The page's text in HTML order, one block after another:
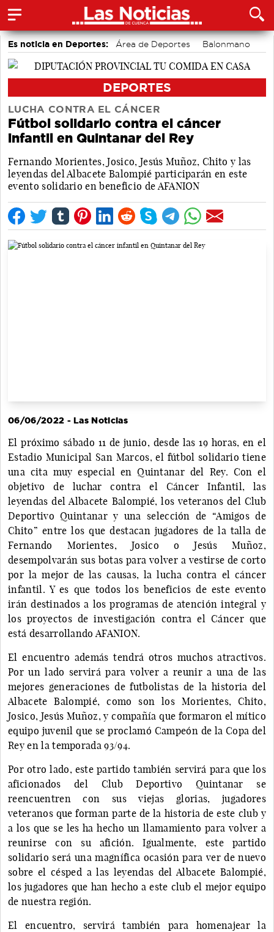
Es noticia en Deportes: Área de Deportes
Balonmano
Ciclismo
Fútbol
DEPORTES
LUCHA CONTRA EL CÁNCER
Fútbol solidario contra el cáncer
infantil en Quintanar del Rey
Fernando Morientes, Josico, Jesús Muñoz, Chito y las
leyendas del Albacete Balompié participarán en este
evento solidario en beneficio de AFANION
06/06/2022 - Las Noticias
El próximo sábado 11 de junio, desde las 19 horas, en el
Estadio Municipal San Marcos, el fútbol solidario tiene
una cita muy especial en Quintanar del Rey. Con el
objetivo de luchar contra el Cáncer Infantil, las
leyendas del Albacete Balompié, los veteranos del Club
Deportivo Quintanar y una selección de “Amigos de
Chito” entre los que destacan jugadores de la talla de
Fernando Morientes, Josico o Jesús Muñoz,
desempolvarán sus botas para volver a vestirse de corto
por la mejor de las causas, la lucha contra el cáncer
infantil. Y es que todos los beneficios de este evento
irán destinados a los programas de atención integral y
los proyectos de investigación contra el Cáncer que
está desarrollando AFANION.
El encuentro además tendrá otros muchos atractivos.
Por un lado servirá para volver a reunir a una de las
mejores generaciones de futbolistas de la historia del
Albacete Balompié, como son los Morientes, Chito,
Josico, Jesús Muñoz, y compañía que formaron el mítico
equipo juvenil que se proclamó Campeón de la Copa del
Rey en la temporada 93/94.
Por otro lado, este partido también servirá para que los
aficionados del Club Deportivo Quintanar se
reencuentren con sus viejas glorias, jugadores
veteranos que forman parte de la historia de este club y
a los que se les ha hecho un llamamiento para volver a
reunirse con su afición. Igualmente, este partido
solidario será una magnífica ocasión para ver de nuevo
sobre el césped a las leyendas del Albacete Balompié,
los jugadores que han hecho a este club el mejor equipo
de nuestra región.
El encuentro, servirá también para homenajear la